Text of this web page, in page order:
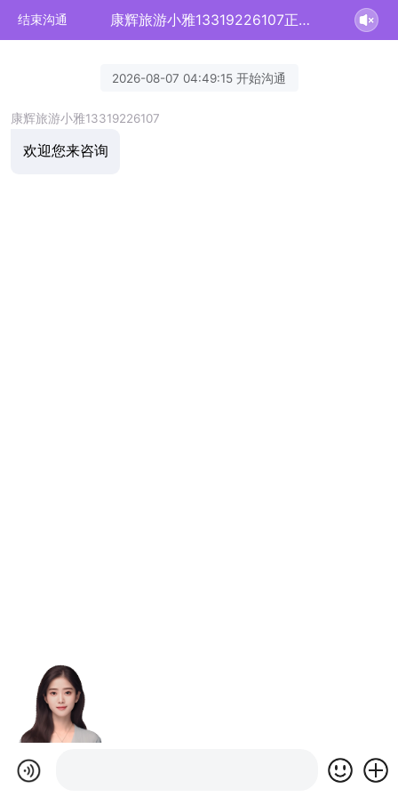
结束沟通 康辉旅游小雅13319226107正在为您服务
2026-08-07 04:49:15 开始沟通
康辉旅游小雅13319226107
欢迎您来咨询